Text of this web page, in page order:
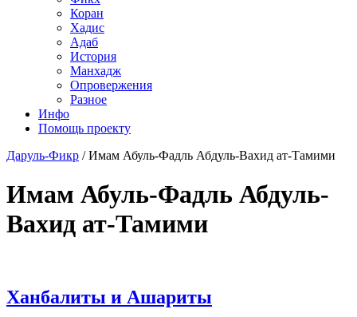
Коран
Хадис
Адаб
История
Манхадж
Опровержения
Разное
Инфо
Помощь проекту
Даруль-Фикр /Имам Абуль-Фадль Абдуль-Вахид ат-Тамими
Имам Абуль-Фадль Абдуль-
Вахид ат-Тамими
Ханбалиты и Ашариты